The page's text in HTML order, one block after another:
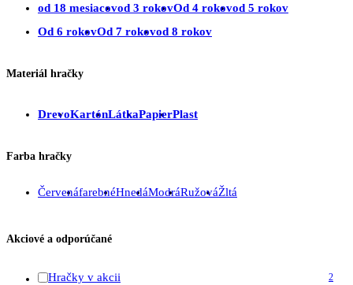
od 18 mesiacovod 3 rokovOd 4 rokovod 5 rokov
Od 6 rokovOd 7 rokovod 8 rokov
Materiál hračky
DrevoKartónLátkaPapierPlast
Farba hračky
ČervenáfarebnéHnedáModráRužováŽltá
Akciové a odporúčané
Hračky v akcii 2